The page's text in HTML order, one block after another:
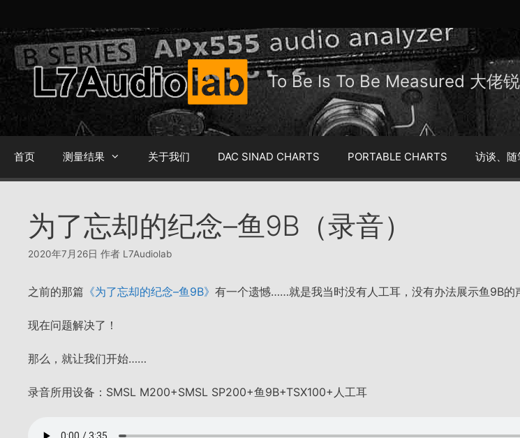
内
容
To Be Is To Be Measured 大佬
首页 测量结果 关于我们 DAC SINAD CHARTS PORTABLE CHARTS 访谈、随
为了忘却的纪念–鱼9B（录音）
2020年7月26日 作者 L7Audiolab
之前的那篇 《为了忘却的纪念–鱼9B》 有一个遗憾……就是我当时没有人工耳，没有办法展示鱼9B
现在问题解决了！
那么，就让我们开始……
录音所用设备：SMSL M200+SMSL SP200+鱼9B+TSX100+人工耳